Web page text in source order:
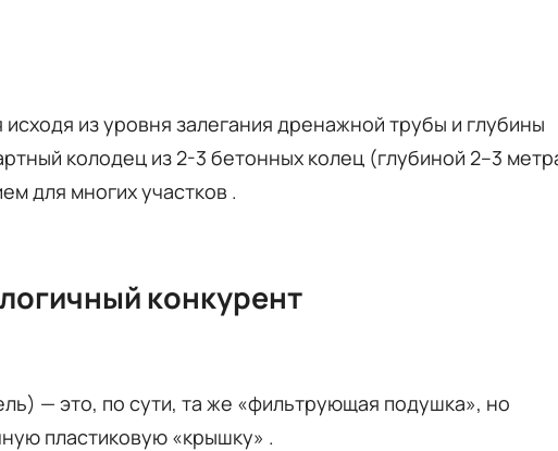
из уровня залегания дренажной трубы и глубины
колодец из 2-3 бетонных колец (глубиной 2–3
для многих участков .
конкурент
— это, по сути, та же «фильтрующая подушка», но
пластиковую «крышку» .